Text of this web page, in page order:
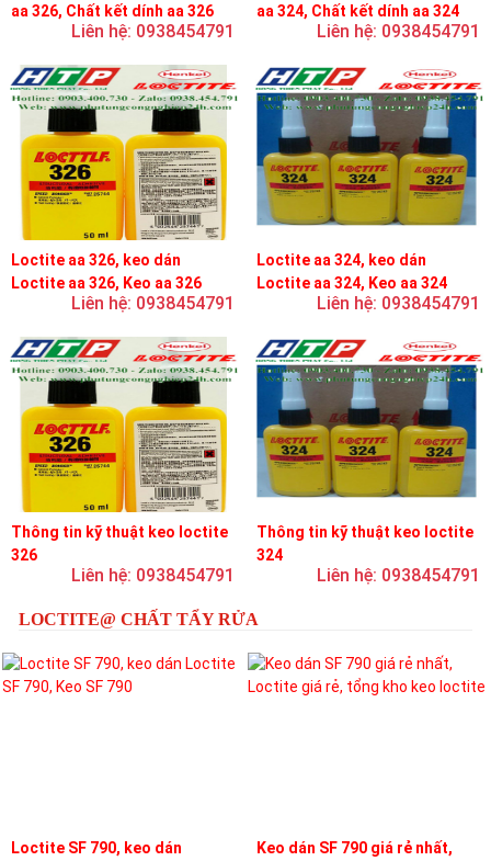
aa 326, Chất kết dính aa 326
Liên hệ: 0938454791
aa 324, Chất kết dính aa 324
Liên hệ: 0938454791
Loctite aa 326, keo dán
Loctite aa 326, Keo aa 326
Liên hệ: 0938454791
Loctite aa 324, keo dán
Loctite aa 324, Keo aa 324
Liên hệ: 0938454791
Thông tin kỹ thuật keo loctite
326
Liên hệ: 0938454791
Thông tin kỹ thuật keo loctite
324
Liên hệ: 0938454791
LOCTITE@ CHẤT TẨY RỬA
Loctite SF 790, keo dán
Keo dán SF 790 giá rẻ nhất,